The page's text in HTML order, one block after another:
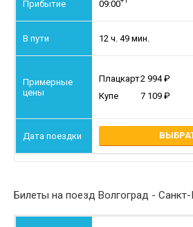
09:00
12 ч. 49 мин.
Плацкарт2 994
Купе
7 109
Билеты на поезд Волгоград - Санкт-